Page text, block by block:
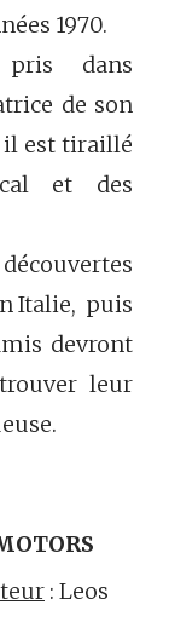
1970.
dans
de son
il est tiraillé
et des
Italie, puis
devront
leur
: Leos